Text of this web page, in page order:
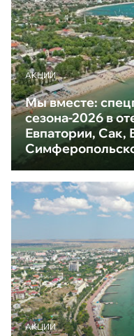
АКЦИИ
Мы вместе:
сезона-2026 в
Евпатории, Сак,
АКЦИИ